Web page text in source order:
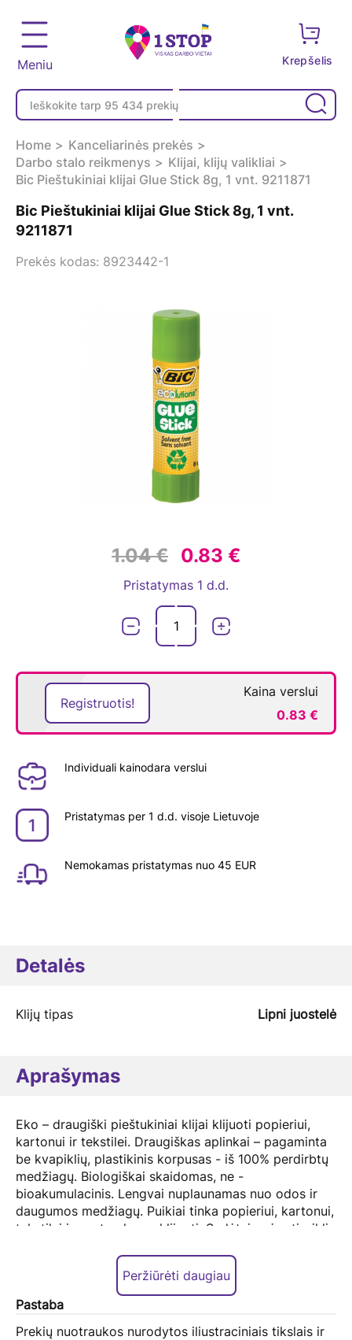
Meniu Krepšelis
Home
Kanceliarinės prekės
Darbo stalo reikmenys
Klijai, klijų valikliai
Bic Pieštukiniai klijai Glue Stick 8g, 1 vnt. 9211871
Bic Pieštukiniai klijai Glue Stick 8g, 1 vnt.
9211871
Prekės kodas: 8923442-1
1.04 € 0.83 €
Pristatymas 1 d.d.
Registruotis!
Kaina verslui
0.83 €
Individuali kainodara verslui
Pristatymas per 1 d.d. visoje Lietuvoje
Nemokamas pristatymas nuo 45 EUR
Detalės
Klijų tipas Lipni juostelė
Aprašymas
Eko – draugiški pieštukiniai klijai klijuoti popieriui,
kartonui ir tekstilei. Draugiškas aplinkai – pagaminta
be kvapiklių, plastikinis korpusas - iš 100% perdirbtų
medžiagų. Biologiškai skaidomas, ne -
bioakumulacinis. Lengvai nuplaunamas nuo odos ir
daugumos medžiagų. Puikiai tinka popieriui, kartonui,
tekstilei ir nuotraukoms klijuoti. Sudėtyje nėra tirpiklių
minutė. Tinkamas naudoti vaikams.
Peržiūrėti daugiau
Pastaba
Prekių nuotraukos nurodytos iliustraciniais tikslais ir